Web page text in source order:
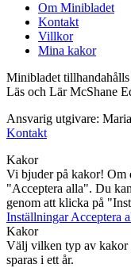
Om Minibladet
Kontakt
Villkor
Mina kakor
Minibladet tillhandahålls
Läs och Lär McShane
Ansvarig utgivare:
Kontakt
Kakor
Vi bjuder på kakor! Om
"Acceptera alla". Du
genom att klicka på
InställningarAcceptera
Kakor
Välj vilken typ av kakor
sparas i ett år.